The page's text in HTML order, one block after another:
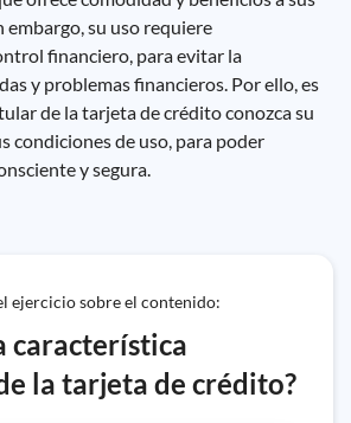
su uso requiere
financiero, para evitar la
y problemas financieros. Por ello, es
de la tarjeta de crédito conozca su
condiciones de uso, para poder
y segura.
ejercicio sobre el contenido:
característica
la tarjeta de crédito?